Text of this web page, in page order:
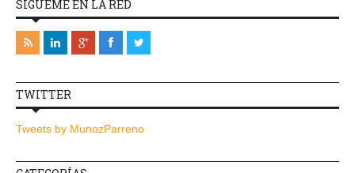
SÍGUEME EN LA RED
TWITTER
Tweets by MunozParreno